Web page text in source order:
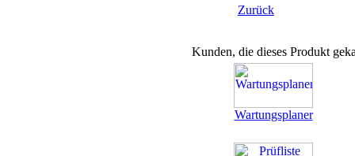
Zurück
Kunden, die dieses Produkt
Wartungsplaner